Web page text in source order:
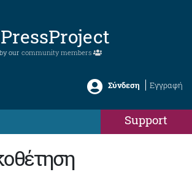
our community members
Σύνδεση Εγγραφή
Support